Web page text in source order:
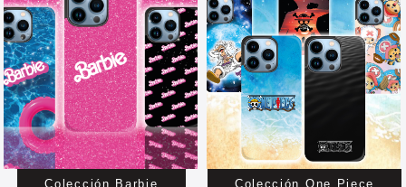
Colección Barbie Colección One Piece